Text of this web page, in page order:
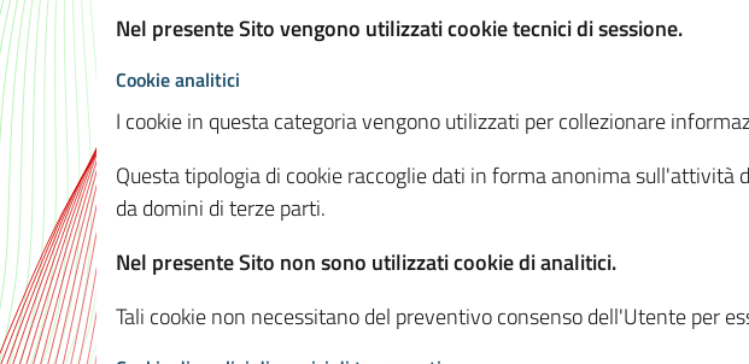
Nel presente Sito vengono utilizzati cookie tecnici di sessione.
Cookie analitici
I cookie in questa categoria vengono utilizzati per collezionare
Questa tipologia di cookie raccoglie dati in forma anonima
da domini di terze parti.
Nel presente Sito non sono utilizzati cookie di analitici.
Tali cookie non necessitano del preventivo consenso dell'Utente per